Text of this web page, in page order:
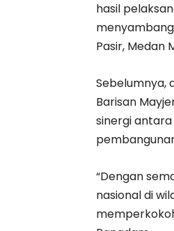
hasil
Pasir, Medan
Sebelumnya,
Barisan
sinergi
“Dengan
nasional di